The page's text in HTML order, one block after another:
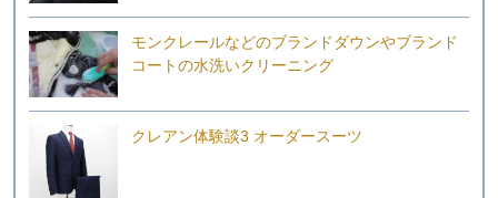
モンクレールなどのブランドダウンやブランド
コートの水洗いクリーニング
クレアン体験談3 オーダースーツ